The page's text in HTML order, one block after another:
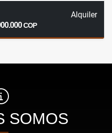
Alquiler
COP
SOMOS